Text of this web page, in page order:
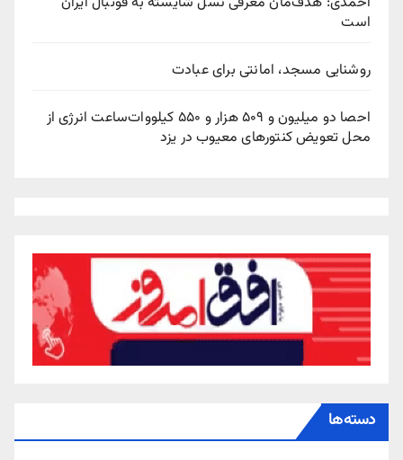
است
روشنایی مسجد، امانتی برای عبادت
احصا دو میلیون و ۵۰۹ هزار و ۵۵۰ کیلووات‌ساعت انرژی از
محل تعویض کنتورهای معیوب در یزد
دسته‌ها